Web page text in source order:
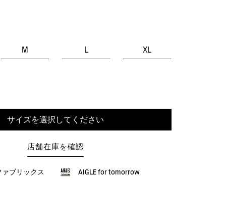
M L XL
サイズを選択してください
店舗在庫を確認
ァブリックス AIGLE for tomorrow